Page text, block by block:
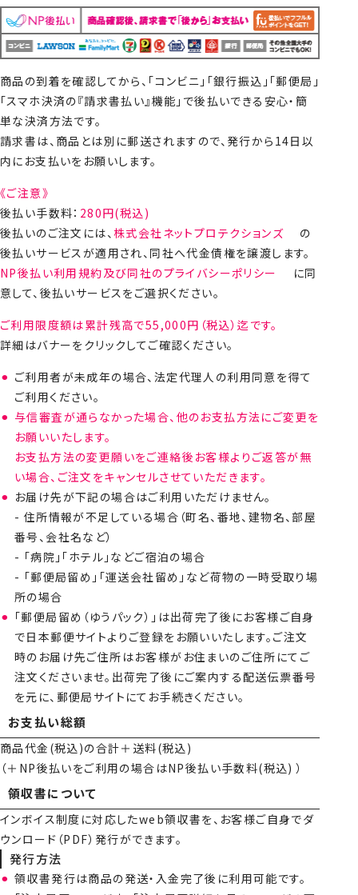
商品の到着を確認してから、「コンビニ」「銀行振込」「郵便局」
「スマホ決済の『請求書払い』機能」で後払いできる安心・簡
単な決済方法です。
請求書は、商品とは別に郵送されますので、発行から14日以
内にお支払いをお願いします。
《ご注意》
後払い手数料： 280円(税込)
後払いのご注文には、 株式会社ネットプロテクションズ
の
後払いサービスが適用され、同社へ代金債権を譲渡します。
NP後払い利用規約及び同社のプライバシーポリシー
に同
意して、後払いサービスをご選択ください。
ご利用限度額は累計残高で55,000円（税込）迄です。
詳細はバナーをクリックしてご確認ください。
ご利用者が未成年の場合、法定代理人の利用同意を得て
ご利用ください。
与信審査が通らなかった場合、他のお支払方法にご変更を
お願いいたします。
お支払方法の変更願いをご連絡後お客様よりご返答が無
い場合、ご注文をキャンセルさせていただきます。
お届け先が下記の場合はご利用いただけません。
- 住所情報が不足している場合（町名、番地、建物名、部屋
番号、会社名など）
- 「病院」「ホテル」などご宿泊の場合
- 「郵便局留め」「運送会社留め」など荷物の一時受取り場
所の場合
「郵便局留め（ゆうパック）」は出荷完了後にお客様ご自身
で日本郵便サイトよりご登録をお願いいたします。ご注文
時のお届け先ご住所はお客様がお住まいのご住所にてご
注文くださいませ。出荷完了後にご案内する配送伝票番号
を元に、郵便局サイトにてお手続きください。
お支払い総額
商品代金(税込)の合計＋送料(税込)
（＋NP後払いをご利用の場合はNP後払い手数料(税込) ）
領収書について
インボイス制度に対応したweb領収書を、お客様ご自身でダ
ウンロード（PDF）発行ができます。
発行方法
領収書発行は商品の発送・入金完了後に利用可能です。